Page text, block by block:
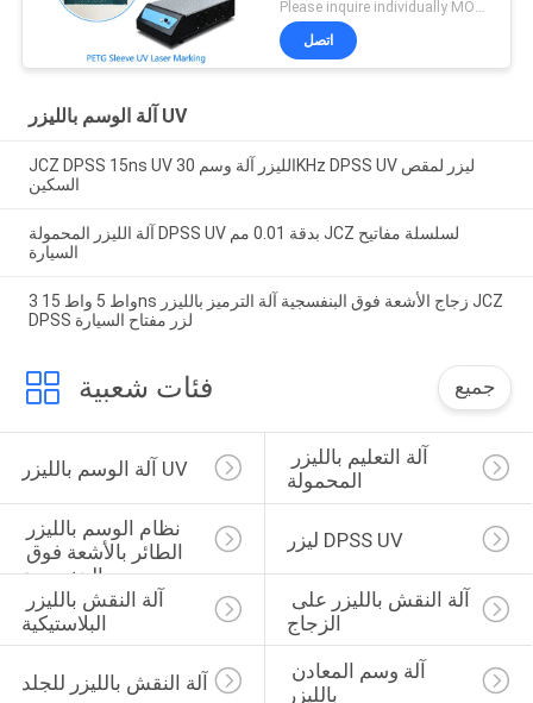
اتصل
آلة الوسم بالليزر UV
JCZ DPSS 15ns UV الليزر آلة وسم 30KHz DPSS UV ليزر لمقص
السكين
آلة الليزر المحمولة DPSS UV بدقة 0.01 مم JCZ لسلسلة مفاتيح
السيارة
3 واط 5 واط 15ns زجاج الأشعة فوق البنفسجية آلة الترميز بالليزر JCZ
DPSS لزر مفتاح السيارة
فئات شعبية جميع
آلة الوسم بالليزر UV
آلة التعليم بالليزر
المحمولة
نظام الوسم بالليزر
الطائر بالأشعة فوق
البنفسجية
ليزر DPSS UV
آلة النقش بالليزر
البلاستيكية
آلة النقش بالليزر على
الزجاج
آلة النقش بالليزر للجلد
آلة وسم المعادن
بالليزر